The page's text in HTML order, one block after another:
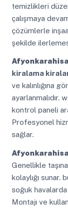
temizlikleri
çalışmaya
çözümlerle
şekilde
kiralama
ve kalınlığına
ayarlanmalıdır.
kontrol paneli
Profesyonel
sağlar.
Genellikle
kolaylığı sunar.
soğuk
Montajı ve